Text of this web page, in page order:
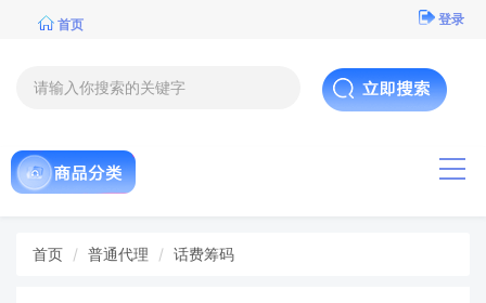
首页 登录
首页 普通代理 话费筹码